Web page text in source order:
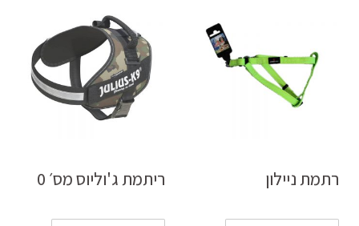
רתמת ניילון ריתמת ג'וליוס מס׳ 0